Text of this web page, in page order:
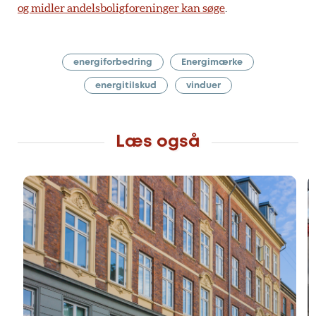
og midler andelsboligforeninger kan søge
energiforbedring Energimærke
energitilskud vinduer
Læs også